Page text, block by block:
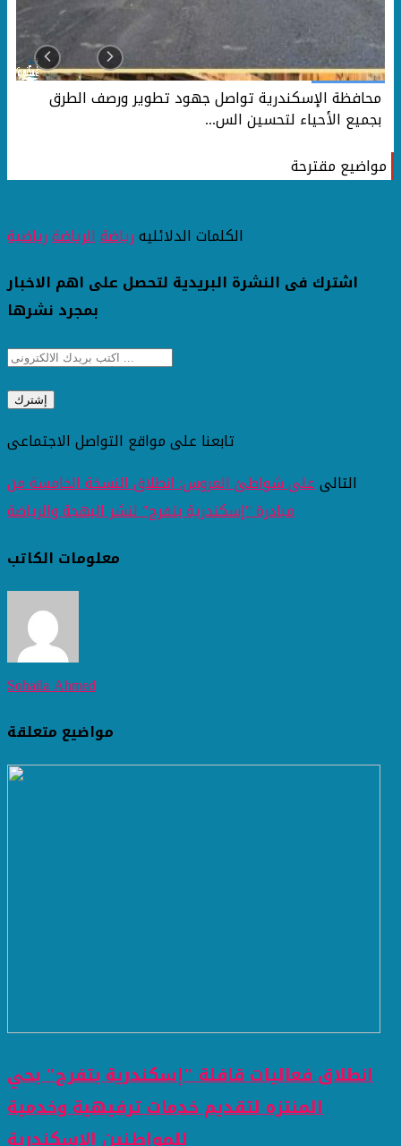
محافظة الإسكندرية تواصل جهود تطوير ورصف الطرق
بجميع الأحياء لتحسين الس...
مواضيع مقترحة
الكلمات الدلائليهرياضةالرياضةرياضية
اشترك فى النشرة البريدية لتحصل على اهم الاخبار
بمجرد نشرها
تابعنا على مواقع التواصل الاجتماعى
التالىعلى شواطئ العروس: انطلاق النسخة الخامسة من
مبادرة "إسكندرية بتفرح" لنشر البهجة والرياضة
معلومات الكاتب
Sohaila Ahmed
مواضيع متعلقة
انطلاق فعاليات قافلة "إسكندرية بتفرح" بحي
المنتزه لتقديم خدمات ترفيهية وخدمية